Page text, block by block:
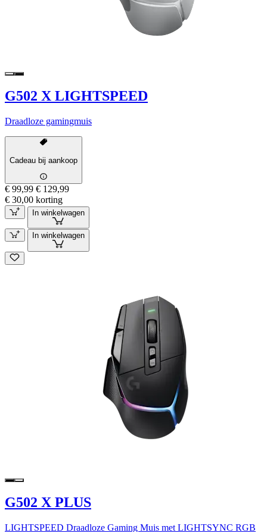
G502 X LIGHTSPEED
Draadloze gamingmuis
Cadeau bij aankoop
€ 99,99 € 129,99
€ 30,00 korting
In winkelwagen
In winkelwagen
G502 X PLUS
LIGHTSPEED Draadloze Gaming Muis met LIGHTSYNC RGB